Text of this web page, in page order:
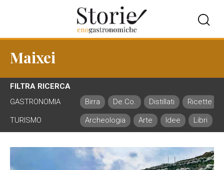
Maixei
FILTRA RICERCA
GASTRONOMIA
Birra De.Co. Distillati Ricette
TURISMO Archeologia Arte Idee Libri